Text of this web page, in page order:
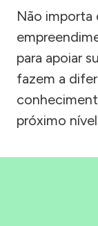
Não importa
para apoiar
fazem a
próximo